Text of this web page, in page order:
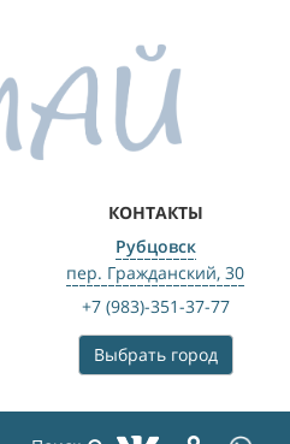
КОНТАКТЫ
Рубцовск
пер. Гражданский, 30
+7 (983)-351-37-77
Выбрать город